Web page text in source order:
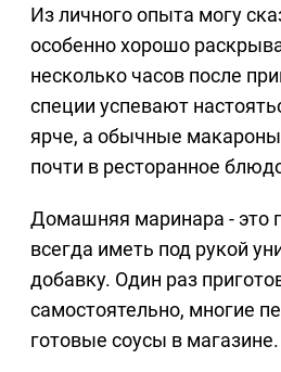
Из личного опыта могу
особенно хорошо
несколько часов после
специи успевают
ярче, а обычные
почти в ресторанное
Домашняя маринара - это
всегда иметь под рукой
добавку. Один раз
самостоятельно, многие
готовые соусы в магазине.